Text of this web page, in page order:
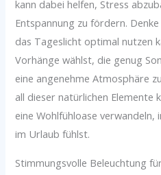
kann dabei helfen, Stress
Entspannung zu fördern.
das Tageslicht optimal nutzen
Vorhänge wählst, die genug
eine angenehme Atmosphäre
all dieser natürlichen Elemente
eine Wohlfühloase
im Urlaub fühlst.
Stimmungsvolle Beleuchtung